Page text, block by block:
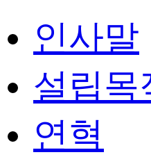
인사말
설립목
연혁